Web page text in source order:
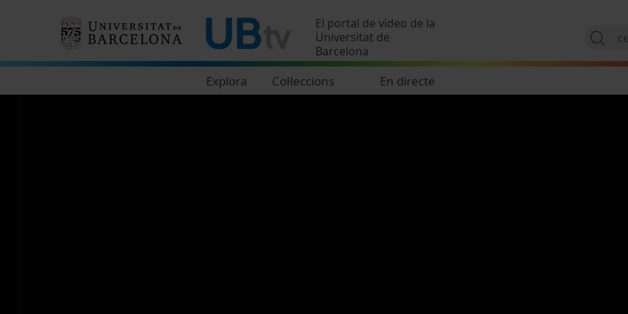
El portal de vídeo de la
Universitat de
Barcelona
Explora Col·leccions En directe